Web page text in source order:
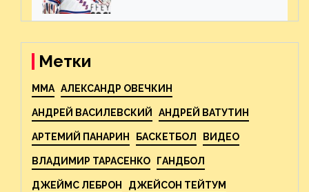
предстоящего финала
Метки
MMA АЛЕКСАНДР ОВЕЧКИН
АНДРЕЙ ВАСИЛЕВСКИЙ АНДРЕЙ ВАТУТИН
АРТЕМИЙ ПАНАРИН БАСКЕТБОЛ ВИДЕО
ВЛАДИМИР ТАРАСЕНКО ГАНДБОЛ
ДЖЕЙМС ЛЕБРОН ДЖЕЙСОН ТЕЙТУМ